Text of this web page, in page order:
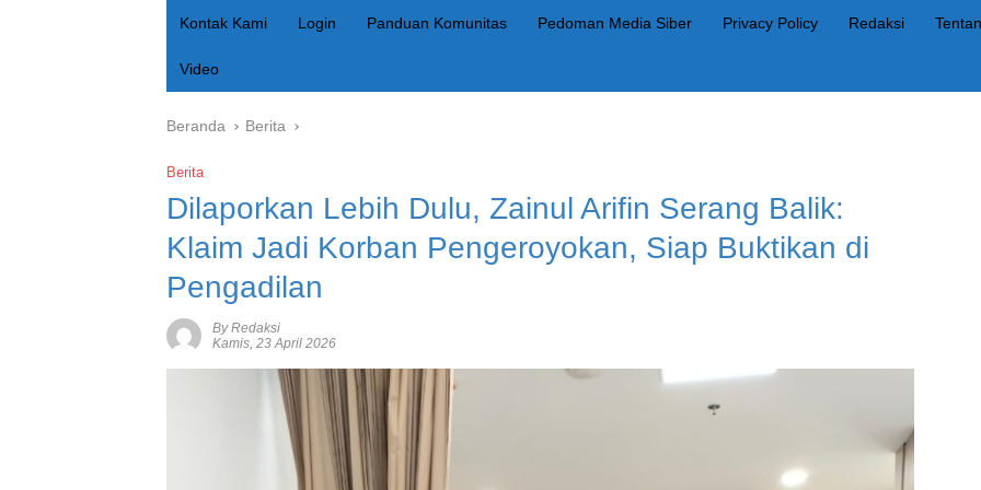
Kontak Kami Login Panduan Komunitas Pedoman Media Siber Privacy Policy Redaksi
Video
Beranda Berita
Berita
Dilaporkan Lebih Dulu, Zainul Arifin Serang Balik:
Klaim Jadi Korban Pengeroyokan, Siap Buktikan di
Pengadilan
By Redaksi
Kamis, 23 April 2026